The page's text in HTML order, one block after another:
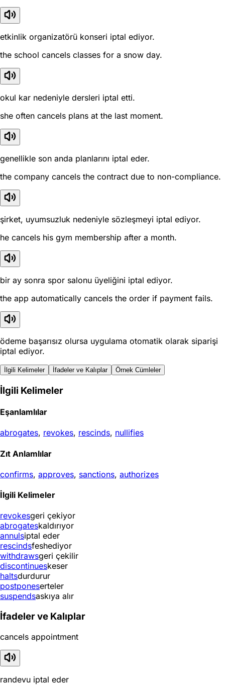
etkinlik organizatörü konseri iptal ediyor.
the school cancels classes for a snow day.
okul kar nedeniyle dersleri iptal etti.
she often cancels plans at the last moment.
genellikle son anda planlarını iptal eder.
the company cancels the contract due to non-compliance.
şirket, uyumsuzluk nedeniyle sözleşmeyi iptal ediyor.
he cancels his gym membership after a month.
bir ay sonra spor salonu üyeliğini iptal ediyor.
the app automatically cancels the order if payment fails.
ödeme başarısız olursa uygulama otomatik olarak siparişi
iptal ediyor.
İlgili Kelimeler İfadeler ve Kalıplar Örnek Cümleler
İlgili Kelimeler
Eşanlamlılar
abrogates, revokes, rescinds, nullifies
Zıt Anlamlılar
confirms, approves, sanctions, authorizes
İlgili Kelimeler
revokesgeri çekiyor
abrogateskaldırıyor
annulsiptal eder
rescindsfeshediyor
withdrawsgeri çekilir
discontinueskeser
haltsdurdurur
postponeserteler
suspendsaskıya alır
İfadeler ve Kalıplar
cancels appointment
randevu iptal eder